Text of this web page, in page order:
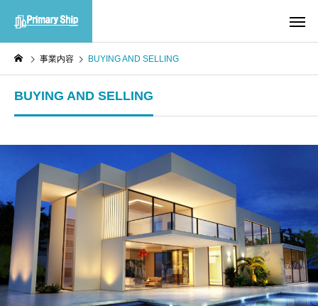
事業内容 BUYING AND SELLING
BUYING AND SELLING